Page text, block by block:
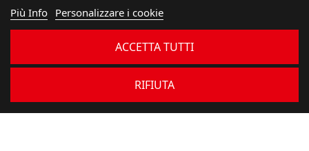
Più Info Personalizzare i cookie
RIFIUTA
ACCETTA TUTTI